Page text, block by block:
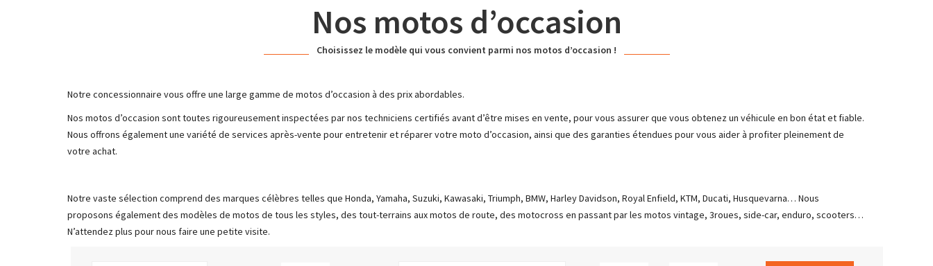
Nos motos d’occasion
Choisissez le modèle qui vous convient parmi nos motos d’occasion !
Notre concessionnaire vous offre une large gamme de motos d’occasion à des prix abordables.
Nos motos d’occasion sont toutes rigoureusement inspectées par nos techniciens certifiés avant d’être mises en vente, pour vous assurer que vous obtenez un véhicule en bon état et fiable.
Nous offrons également une variété de services après-vente pour entretenir et réparer votre moto d’occasion, ainsi que des garanties étendues pour vous aider à profiter pleinement de
votre achat.
Notre vaste sélection comprend des marques célèbres telles que Honda, Yamaha, Suzuki, Kawasaki, Triumph, BMW, Harley Davidson, Royal Enfield, KTM, Ducati, Husquevarna… Nous
proposons également des modèles de motos de tous les styles, des tout-terrains aux motos de route, des motocross en passant par les motos vintage, 3roues, side-car, enduro, scooters…
N’attendez plus pour nous faire une petite visite.